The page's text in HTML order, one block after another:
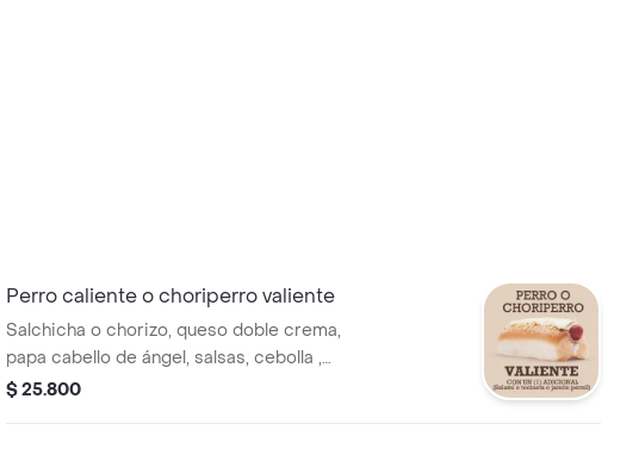
Perro caliente o choriperro valiente
Salchicha o chorizo, queso doble crema,
papa cabello de ángel, salsas, cebolla ,
salami o tocineta o jamón pernil.
$ 25.800